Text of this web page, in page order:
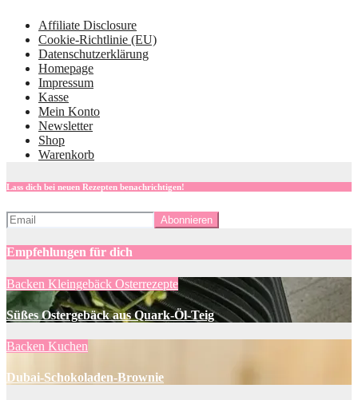
Affiliate Disclosure
Cookie-Richtlinie (EU)
Datenschutzerklärung
Homepage
Impressum
Kasse
Mein Konto
Newsletter
Shop
Warenkorb
Lass dich bei neuen Rezepten benachrichtigen!
Empfehlungen für dich
Backen Kleingebäck Osterrezepte
Süßes Ostergebäck aus Quark-Öl-Teig
Backen Kuchen
Dubai-Schokoladen-Brownie